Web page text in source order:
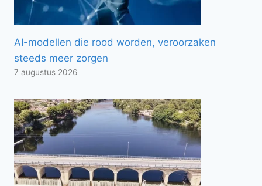
AI-modellen die rood worden, veroorzaken
steeds meer zorgen
7 augustus 2026